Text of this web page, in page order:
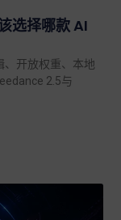
选择哪款 AI
、开放权重、本地
2.5与